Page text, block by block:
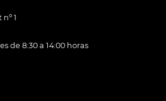
1
de 8:30 a 14:00 horas